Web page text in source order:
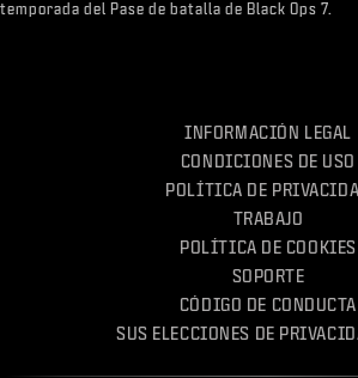
temporada del Pase de batalla de Black Ops 7.
INFORMACIÓN LEGAL
CONDICIONES DE USO
POLÍTICA DE
TRABAJO
POLÍTICA DE COOKIES
SOPORTE
CÓDIGO DE CONDUCTA
SUS ELECCIONES DE